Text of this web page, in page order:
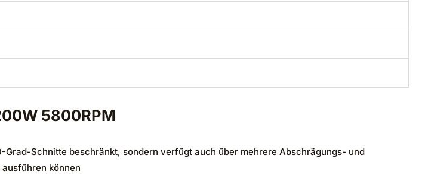
5800RPM
Schnitte beschränkt, sondern verfügt auch über mehrere Abschrägungs- und
können